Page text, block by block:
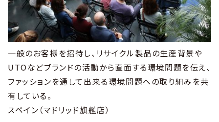
一般のお客様を招待し、リサイクル製品の生産背景や
UTOなどブランドの活動から直面する環境問題を伝え、
ファッションを通して出来る環境問題への取り組みを共
有している。
スペイン（マドリッド旗艦店）